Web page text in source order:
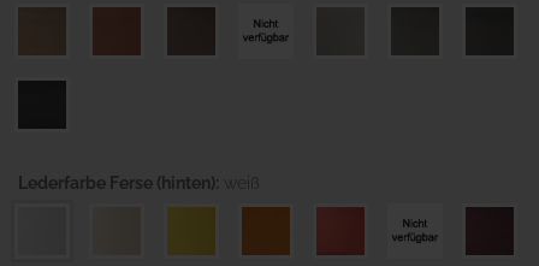
Lederfarbe Ferse (hinten): weiß